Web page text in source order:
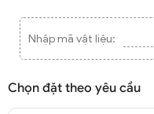
Nhập mã vật liệu:
Chọn đặt theo yêu cầu